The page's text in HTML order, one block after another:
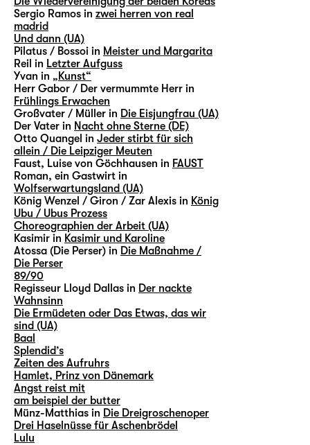
Sergio Ramos in zwei herren von real
madrid
Und dann (UA)
Pilatus / Bossoi in Meister und Margarita
Reil in Letzter Aufguss
Yvan in „Kunst“
Herr Gabor / Der vermummte Herr in
Frühlings Erwachen
Großvater / Müller in Die Eisjungfrau (UA)
Der Vater in Nacht ohne Sterne (DE)
Otto Quangel in Jeder stirbt für sich
allein / Die Leipziger Meuten
Faust, Luise von Göchhausen in FAUST
Roman, ein Gastwirt in
Wolfserwartungsland (UA)
König Wenzel / Giron / Zar Alexis in König
Ubu / Ubus Prozess
Choreographien der Arbeit (UA)
Kasimir in Kasimir und Karoline
Atossa (Die Perser) in Die Maßnahme /
Die Perser
89/90
Regisseur Lloyd Dallas in Der nackte
Wahnsinn
Die Ermüdeten oder Das Etwas, das wir
sind (UA)
Baal
Splendid’s
Zeiten des Aufruhrs
Hamlet, Prinz von Dänemark
Angst reist mit
am beispiel der butter
Münz-Matthias in Die Dreigroschenoper
Drei Haselnüsse für Aschenbrödel
Lulu